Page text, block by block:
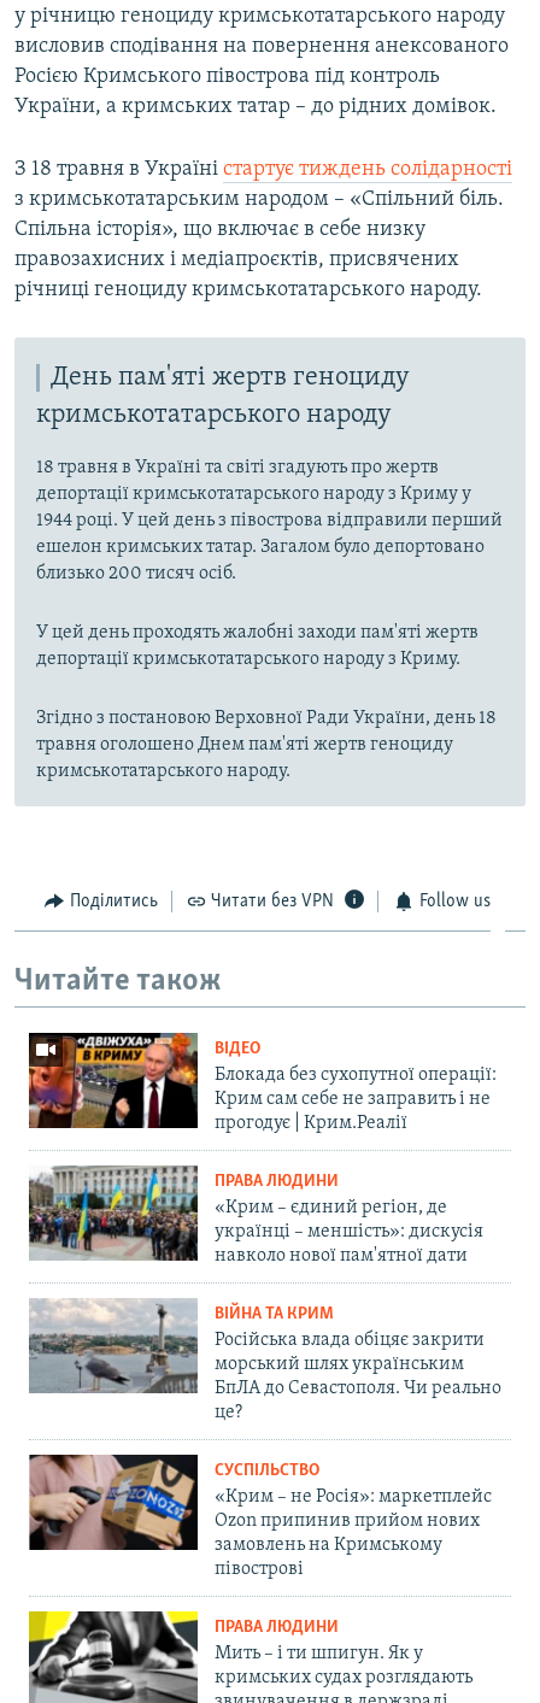
у річницю геноциду кримськотатарського народу
висловив сподівання на повернення анексованого
Росією Кримського півострова під контроль
України, а кримських татар – до рідних домівок.
З 18 травня в Україні стартує тиждень солідарності
з кримськотатарським народом – «Спільний біль.
Спільна історія», що включає в себе низку
правозахисних і медіапроєктів, присвячених
річниці геноциду кримськотатарського народу.
День пам'яті жертв геноциду
кримськотатарського народу
18 травня в Україні та світі згадують про жертв
депортації кримськотатарського народу з Криму у
1944 році. У цей день з півострова відправили перший
ешелон кримських татар. Загалом було депортовано
близько 200 тисяч осіб.
У цей день проходять жалобні заходи пам'яті жертв
депортації кримськотатарського народу з Криму.
Згідно з постановою Верховної Ради України, день 18
травня оголошено Днем пам'яті жертв геноциду
кримськотатарського народу.
Поділитись Читати без VPN Follow us
Читайте також
ВІДЕО
Блокада без сухопутної операції:
Крим сам себе не заправить і не
прогодує | Крим.Реалії
ПРАВА ЛЮДИНИ
«Крим – єдиний регіон, де
українці – меншість»: дискусія
навколо нової пам'ятної дати
ВІЙНА ТА КРИМ
Російська влада обіцяє закрити
морський шлях українським
БпЛА до Севастополя. Чи реально
це?
СУСПІЛЬСТВО
«Крим – не Росія»: маркетплейс
Ozon припинив прийом нових
замовлень на Кримському
півострові
ПРАВА ЛЮДИНИ
Мить – і ти шпигун. Як у
кримських судах розглядають